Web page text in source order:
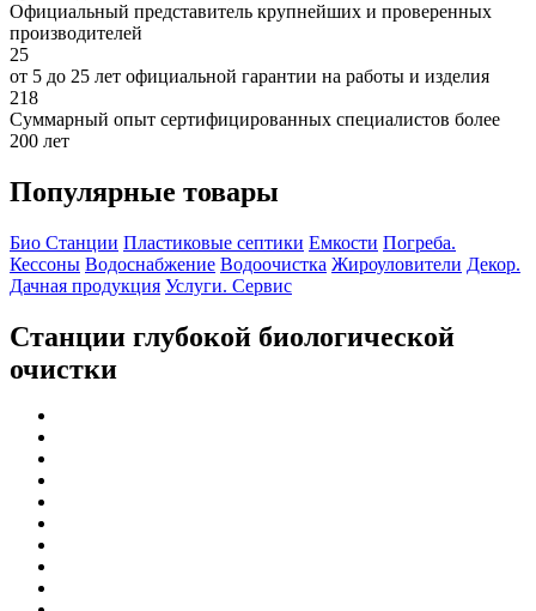
Официальный представитель крупнейших и проверенных
производителей
25
от 5 до 25 лет официальной гарантии на работы и изделия
218
Суммарный опыт сертифицированных специалистов более
200 лет
Популярные товары
Био Станции Пластиковые септики Емкости Погреба.
Кессоны Водоснабжение Водоочистка Жироуловители Декор.
Дачная продукция Услуги. Сервис
Станции глубокой биологической
очистки